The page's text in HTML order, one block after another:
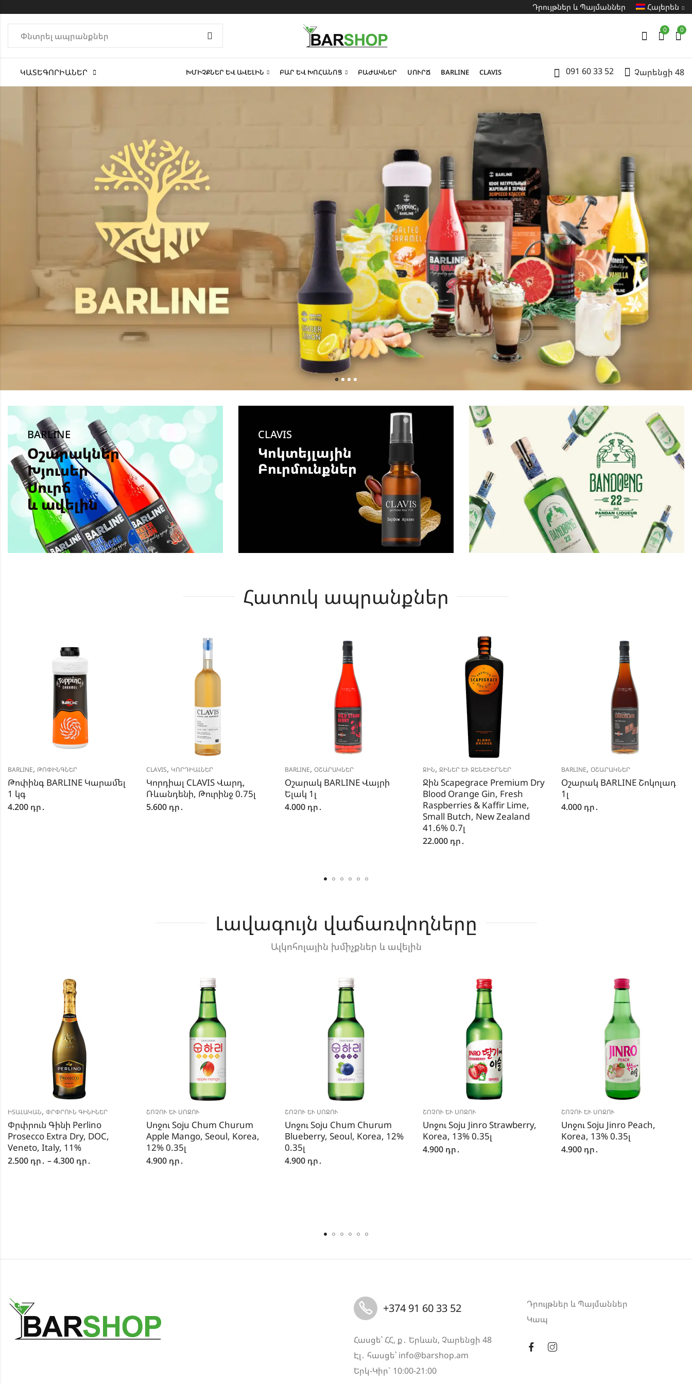
Դրույթներ և Պայմաններ Հայերեն
0 0
ԿԱՏԵԳՈՐԻԱՆԵՐ ԽՄԻՉՔՆԵՐ ԵՎ ԱՎԵԼԻՆ ԲԱՐ ԵՎ ԽՈՀԱՆՈՑ ԲԱԺԱԿՆԵՐ ՍՈՒՐՃ BARLINE CLAVIS 091 60 33 52 Չարենցի 48
BARLINE
Օշարակներ
Խյուսեր
Սուրճ
և ավելին
CLAVIS
Կոկտեյլային
Բուրմունքներ
Հատուկ ապրանքներ
BARLINE, ԹՈՓԻՆԳՆԵՐ
Թոփինգ BARLINE Կարամել
1 կգ
4.200 դր․
CLAVIS, ԿՈՐԴԻԱԼՆԵՐ
Կորդիալ CLAVIS Վարդ,
Ռևանդենի, Թուրինջ 0.75լ
5.600 դր․
BARLINE, ՕՇԱՐԱԿՆԵՐ
Օշարակ BARLINE Վայրի
Ելակ 1լ
4.000 դր․
ՋԻՆ,ՋԻՆԵՐ ԵՒ ՋԵՆԵՒԵՐՆԵՐ
Ջին Scapegrace Premium Dry
Blood Orange Gin, Fresh
Raspberries & Kaffir Lime,
Small Butch, New Zealand
41.6% 0.7լ
22.000 դր․
BARLINE,ՕՇԱՐԱԿՆԵՐ
Օշարակ BARLINE Շոկոլադ
1լ
4.000 դր․
Լավագույն վաճառվողները
Ալկոհոլային խմիչքներ և ավելին
ԻՏԱԼԱԿԱՆ, ՓՐՓՐՈՒՆ ԳԻՆԻՆԵՐ
Փրփրուն Գինի Perlino
Prosecco Extra Dry, DOC,
Veneto, Italy, 11%
2.500 դր․ –4.300 դր․
ՇՈՉՈՒ ԵՒ ՍՈՋՈՒ
Սոջու Soju Chum Churum
Apple Mango, Seoul, Korea,
12% 0.35լ
4.900 դր․
ՇՈՉՈՒ ԵՒ ՍՈՋՈՒ
Սոջու Soju Chum Churum
Blueberry, Seoul, Korea, 12%
0.35լ
4.900 դր․
ՇՈՉՈՒ ԵՒ ՍՈՋՈՒ
Սոջու Soju Jinro Strawberry,
Korea, 13% 0.35լ
4.900 դր․
ՇՈՉՈՒ ԵՒ ՍՈՋՈՒ
Սոջու Soju Jinro Peach,
Korea, 13% 0.35լ
4.900 դր․
+374 91 60 33 52
Հասցե՝ ՀՀ, ք․ Երևան, Չարենցի 48
Էլ․ հասցե՝ info@barshop.am
Երկ-Կիր` 10։00-21։00
Դրույթներ և Պայմաններ
Կապ